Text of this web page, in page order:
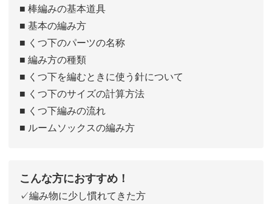
■ 棒編みの基本道具
■ 基本の編み方
■ くつ下のパーツの名称
■ 編み方の種類
■ くつ下を編むときに使う針について
■ くつ下のサイズの計算方法
■ くつ下編みの流れ
■ ルームソックスの編み方
こんな方におすすめ！
✓編み物に少し慣れてきた方